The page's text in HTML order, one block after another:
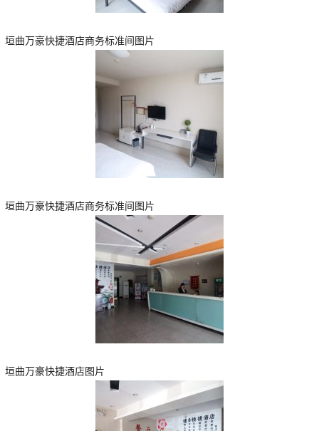
垣曲万豪快捷酒店商务标准间图片
垣曲万豪快捷酒店商务标准间图片
垣曲万豪快捷酒店图片